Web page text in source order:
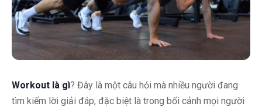
Workout là gì? Đây là một câu hỏi mà nhiều người đang
tìm kiếm lời giải đáp, đặc biệt là trong bối cảnh mọi người